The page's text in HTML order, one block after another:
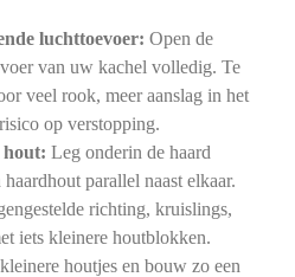
luchttoevoer: Open de
van uw kachel volledig. Te
veel rook, meer aanslag in het
op verstopping.
hout: Leg onderin de haard
parallel naast elkaar.
richting, kruislings,
iets kleinere houtblokken.
houtjes en bouw zo een